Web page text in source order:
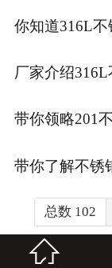
带你领略201
带你了解不锈
总数 102
